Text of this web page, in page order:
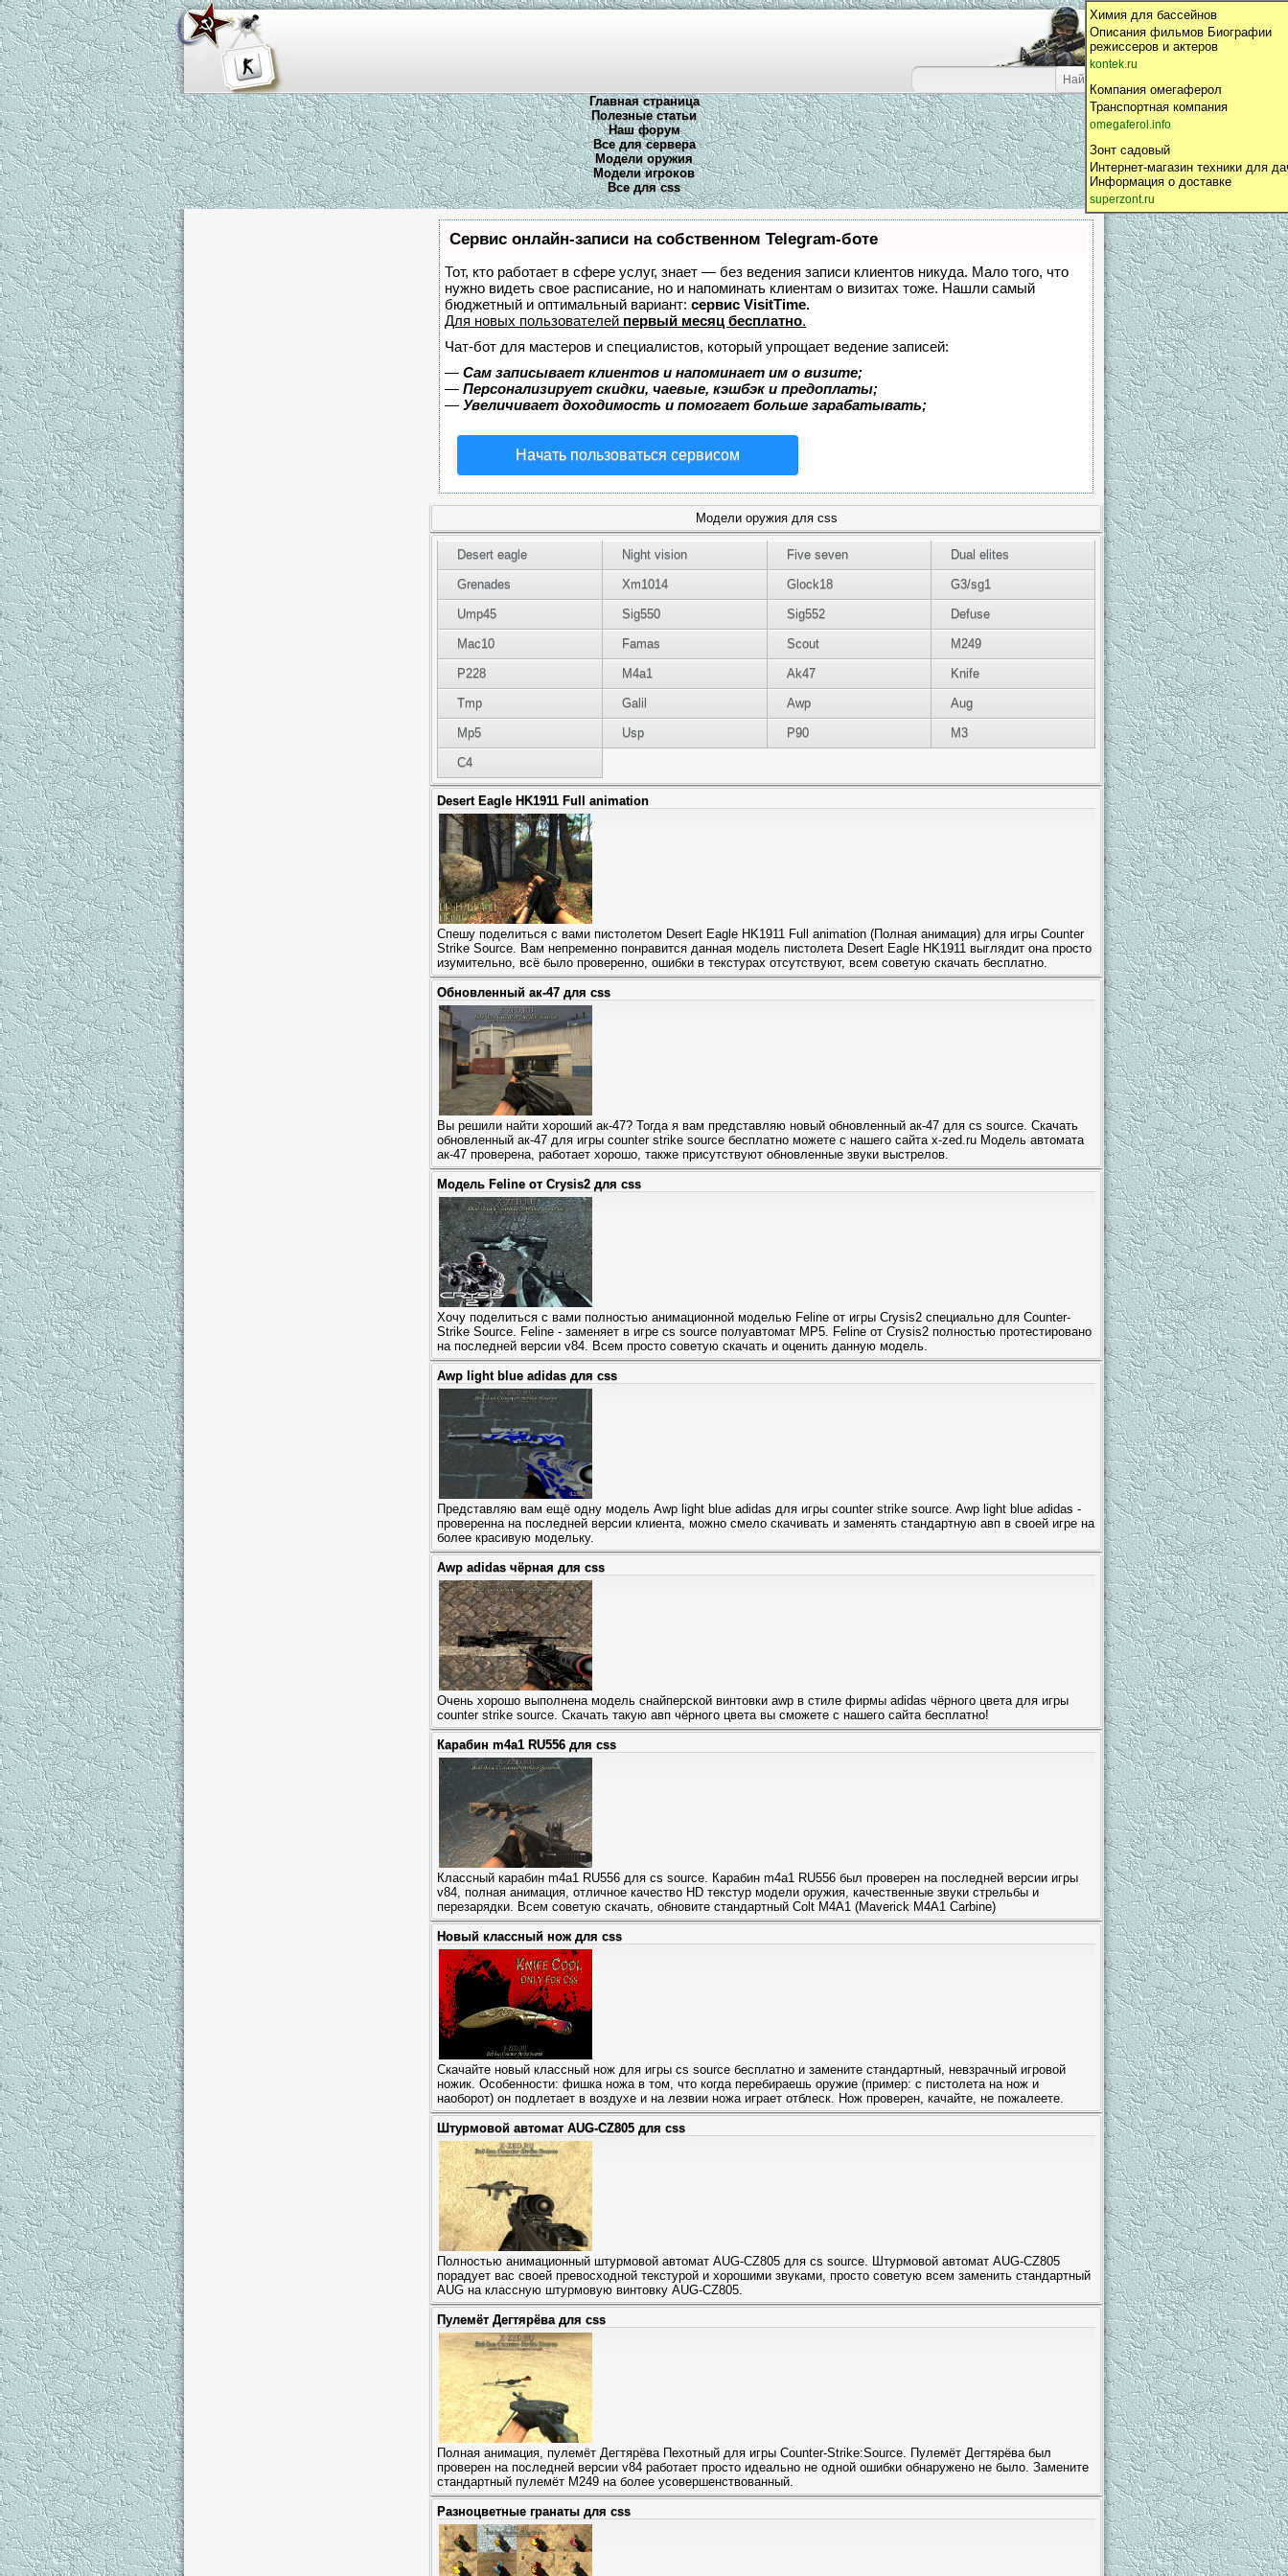
Главная страница
Полезные статьи
Наш форум
Все для сервера
Модели оружия
Модели игроков
Все для css
Сервис онлайн-записи на собственном Telegram-боте
Тот, кто работает в сфере услуг, знает — без ведения записи клиентов никуда. Мало того, что
нужно видеть свое расписание, но и напоминать клиентам о визитах тоже. Нашли самый
бюджетный и оптимальный вариант: сервис VisitTime.
Для новых пользователей первый месяц бесплатно.
Чат-бот для мастеров и специалистов, который упрощает ведение записей:
— Сам записывает клиентов и напоминает им о визите;
— Персонализирует скидки, чаевые, кэшбэк и предоплаты;
— Увеличивает доходимость и помогает больше зарабатывать;
Начать пользоваться сервисом
Модели оружия для css
Desert eagle Night vision Five seven Dual elites
Grenades Xm1014 Glock18 G3/sg1
Ump45 Sig550 Sig552 Defuse
Mac10 Famas Scout M249
P228 M4a1 Ak47 Knife
Tmp Galil Awp Aug
Mp5 Usp P90 M3
C4
Desert Eagle HK1911 Full animation
Спешу поделиться с вами пистолетом Desert Eagle HK1911 Full animation (Полная анимация) для игры Counter
Strike Source. Вам непременно понравится данная модель пистолета Desert Eagle HK1911 выглядит она просто
изумительно, всё было проверенно, ошибки в текстурах отсутствуют, всем советую скачать бесплатно.
Обновленный ак-47 для css
Вы решили найти хороший ак-47? Тогда я вам представляю новый обновленный ак-47 для cs source. Скачать
обновленный ак-47 для игры counter strike source бесплатно можете с нашего сайта x-zed.ru Модель автомата
ак-47 проверена, работает хорошо, также присутствуют обновленные звуки выстрелов.
Модель Feline от Crysis2 для css
Хочу поделиться с вами полностью анимационной моделью Feline от игры Crysis2 специально для Counter-
Strike Source. Feline - заменяет в игре cs source полуавтомат MP5. Feline от Crysis2 полностью протестировано
на последней версии v84. Всем просто советую скачать и оценить данную модель.
Awp light blue adidas для css
Представляю вам ещё одну модель Awp light blue adidas для игры counter strike source. Awp light blue adidas -
проверенна на последней версии клиента, можно смело скачивать и заменять стандартную авп в своей игре на
более красивую модельку.
Awp adidas чёрная для css
Очень хорошо выполнена модель снайперской винтовки awp в стиле фирмы adidas чёрного цвета для игры
counter strike source. Скачать такую авп чёрного цвета вы сможете с нашего сайта бесплатно!
Карабин m4a1 RU556 для css
Классный карабин m4a1 RU556 для cs source. Карабин m4a1 RU556 был проверен на последней версии игры
v84, полная анимация, отличное качество HD текстур модели оружия, качественные звуки стрельбы и
перезарядки. Всем советую скачать, обновите стандартный Colt M4A1 (Maverick M4A1 Carbine)
Новый классный нож для css
Скачайте новый классный нож для игры cs source бесплатно и замените стандартный, невзрачный игровой
ножик. Особенности: фишка ножа в том, что когда перебираешь оружие (пример: с пистолета на нож и
наоборот) он подлетает в воздухе и на лезвии ножа играет отблеск. Нож проверен, качайте, не пожалеете.
Штурмовой автомат AUG-CZ805 для css
Полностью анимационный штурмовой автомат AUG-CZ805 для cs source. Штурмовой автомат AUG-CZ805
порадует вас своей превосходной текстурой и хорошими звуками, просто советую всем заменить стандартный
AUG на классную штурмовую винтовку AUG-CZ805.
Пулемёт Дегтярёва для css
Полная анимация, пулемёт Дегтярёва Пехотный для игры Counter-Strike:Source. Пулемёт Дегтярёва был
проверен на последней версии v84 работает просто идеально не одной ошибки обнаружено не было. Замените
стандартный пулемёт М249 на более усовершенствованный.
Разноцветные гранаты для css
Химия для бассейнов
Описания фильмов Биографии
режиссеров и актеров
kontek.ru
Компания омегаферол
Транспортная компания
omegaferol.info
Зонт садовый
Интернет-магазин техники для
Информация о доставке
superzont.ru